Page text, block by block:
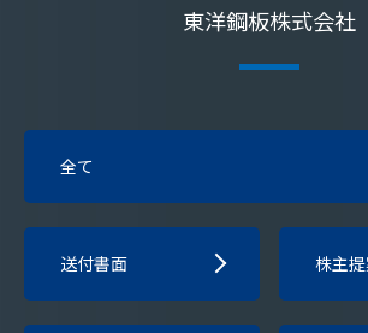
東洋鋼板株式会社
全て
送付書面 株主